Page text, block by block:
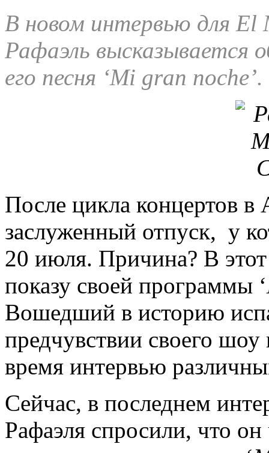
В новом интервью для El
Рафаэль высказывается
его песня ‘Mi gran noche’.
После цикла концертов в
заслуженный отпуск, у
20 июля. Причина? В
показу своей программы ‘
Вошедший в историю
предчувствии своего
время интервью
Сейчас, в последнем
Рафаэля спросили, что он